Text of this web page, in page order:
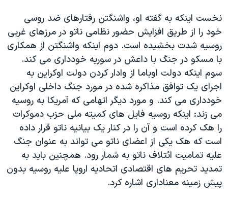
چهل سال گروگان‌گیری
قانون شفافیت دارائی کادر رهبری ایران
اعتراضات مردمی آبان ۹۸
اسرائیل در جنگ
نرگس محمدی برنده جایزه نوبل صلح
همایش محافظه‌کاران آمریکا «سی‌پک»
صفحه‌های ویژه
سفر پرزیدنت ترامپ به چین
نخست اینکه به گفته او، واشنگتن رفتارهای ضد روسی
خود را از طریق افزایش حضور نظامی ناتو در مرزهای غربی
روسیه شدت بخشیده است. دوم اینکه واشنگتن از همکاری
با مسکو در جنگ با داعش در سوریه خودداری می کند.
سوم اینکه دولت اوباما از وادار کردن دولت اوکراین به
اجرای یک توافق مذاکره شده در مورد جنگ داخلی اوکراین
خودداری می کند. و مورد دیگر اتهامی که آمریکا به روسیه
می زند: اینکه روسیه فایل های کمیته ملی حزب دموکرات
را هک کرده است و آن را در کنار یک بیانیه ناتو قرار داده
است که هک یکی از اعضای ناتو می تواند به عنوان جنگ
علیه تمامیت ائتلاف ناتو به شمار رود. همچنین باید به
تمدید تحریم های اقتصادی اتحادیه اروپا علیه روسیه بدون
پیش زمینه معناداری اشاره کرد.